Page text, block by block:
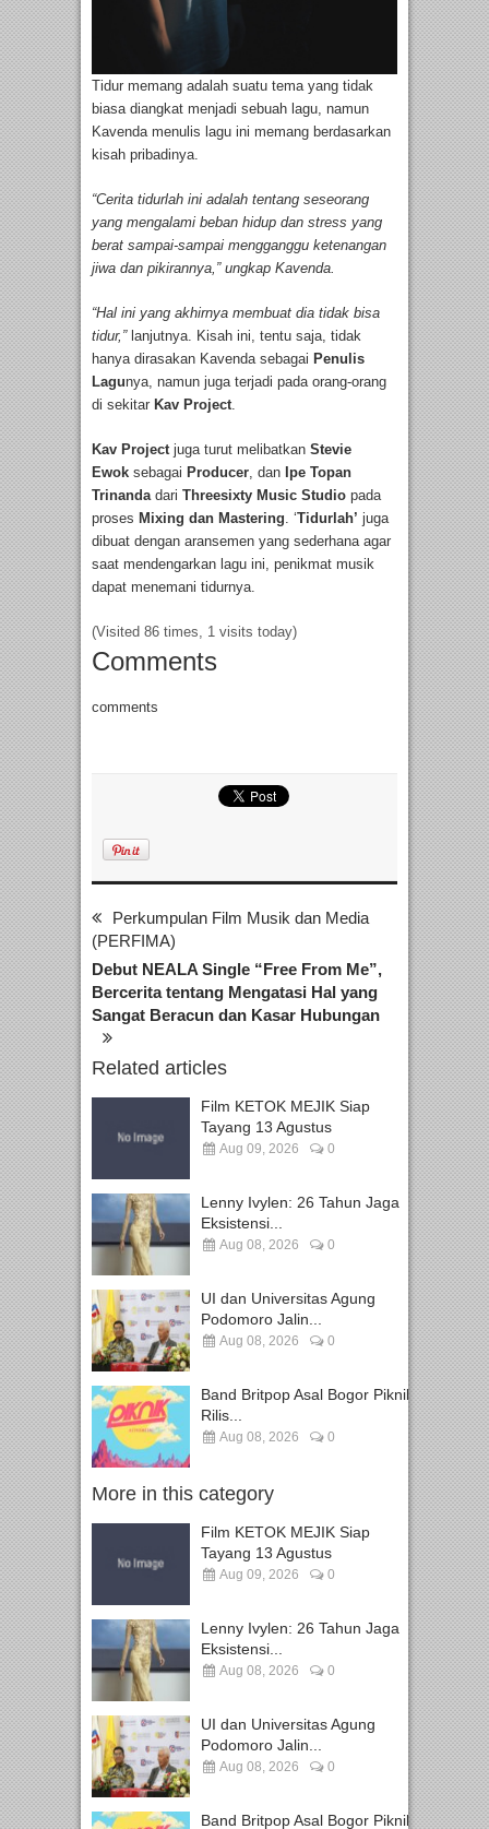
Tidur memang adalah suatu tema yang tidak
biasa diangkat menjadi sebuah lagu, namun
Kavenda menulis lagu ini memang berdasarkan
kisah pribadinya.
“Cerita tidurlah ini adalah tentang seseorang
yang mengalami beban hidup dan stress yang
berat sampai-sampai mengganggu ketenangan
jiwa dan pikirannya,” ungkap Kavenda.
“Hal ini yang akhirnya membuat dia tidak bisa
tidur,” lanjutnya. Kisah ini, tentu saja, tidak
hanya dirasakan Kavenda sebagai Penulis
Lagunya, namun juga terjadi pada orang-orang
di sekitar Kav Project
Kav Project juga turut melibatkan Stevie
Ewok sebagai Producer , dan Ipe Topan
Trinanda dari Threesixty Music Studio pada
proses Mixing dan Mastering . ‘Tidurlah’ juga
dibuat dengan aransemen yang sederhana agar
saat mendengarkan lagu ini, penikmat musik
dapat menemani tidurnya.
(Visited 86 times, 1 visits today)
Comments
comments
Perkumpulan Film Musik dan Media
(PERFIMA)
Debut NEALA Single “Free From Me”,
Bercerita tentang Mengatasi Hal yang
Sangat Beracun dan Kasar Hubungan
Related articles
Film KETOK MEJIK Siap
Tayang 13 Agustus
Aug 09, 2026 0
Lenny Ivylen: 26 Tahun Jaga
Eksistensi...
Aug 08, 2026 0
UI dan Universitas Agung
Podomoro Jalin...
Aug 08, 2026 0
Band Britpop Asal Bogor Piknik
Rilis...
Aug 08, 2026 0
More in this category
Film KETOK MEJIK Siap
Tayang 13 Agustus
Aug 09, 2026 0
Lenny Ivylen: 26 Tahun Jaga
Eksistensi...
Aug 08, 2026 0
UI dan Universitas Agung
Podomoro Jalin...
Aug 08, 2026 0
Band Britpop Asal Bogor Piknik